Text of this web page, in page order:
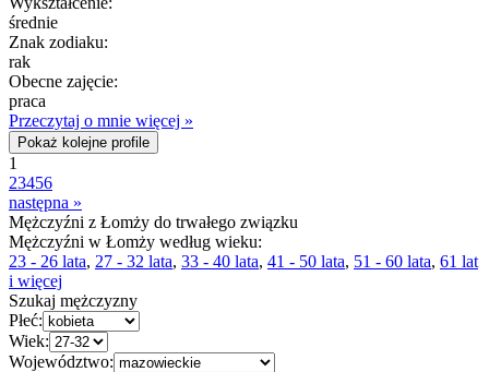
średnie
Znak zodiaku:
rak
Obecne zajęcie:
praca
Przeczytaj o mnie więcej »
Pokaż kolejne profile
1
23456
następna »
Mężczyźni z Łomży do trwałego związku
Mężczyźni w Łomży według wieku:
23 - 26 lata, 27 - 32 lata, 33 - 40 lata, 41 - 50 lata, 51 - 60 lata, 61 lat
i więcej
Szukaj mężczyzny
Płeć:
Wiek:
Województwo: